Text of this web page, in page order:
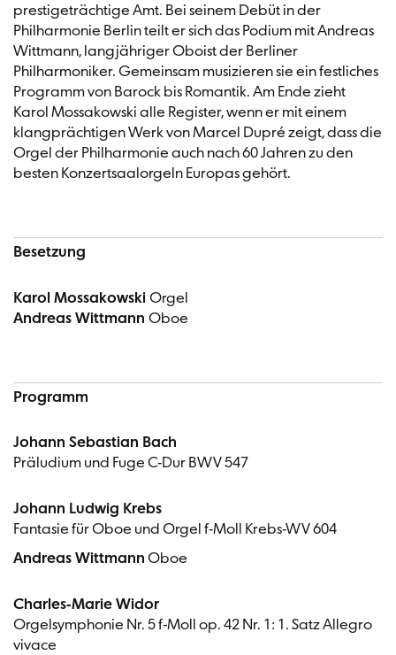
prestigeträchtige Amt. Bei seinem Debüt in der
Philharmonie Berlin teilt er sich das Podium mit Andreas
Wittmann, langjähriger Oboist der Berliner
Philharmoniker. Gemeinsam musizieren sie ein festliches
Programm von Barock bis Romantik. Am Ende zieht
Karol Mossakowski alle Register, wenn er mit einem
klangprächtigen Werk von Marcel Dupré zeigt, dass die
Orgel der Philharmonie auch nach 60 Jahren zu den
besten Konzertsaalorgeln Europas gehört.
Besetzung
Karol Mossakowski Orgel
Andreas Wittmann Oboe
Programm
Johann Sebastian Bach
Präludium und Fuge C-Dur BWV 547
Johann Ludwig Krebs
Fantasie für Oboe und Orgel f-Moll Krebs-WV 604
Andreas Wittmann Oboe
Charles-Marie Widor
Orgelsymphonie Nr. 5 f-Moll op. 42 Nr. 1: 1. Satz Allegro
vivace